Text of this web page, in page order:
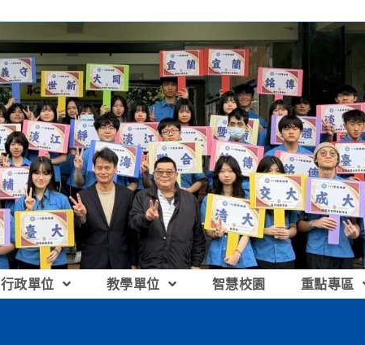
行政單位 教學單位 智慧校園 重點專區